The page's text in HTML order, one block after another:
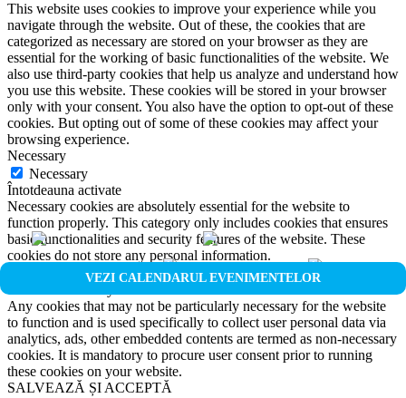
VEZI CALENDARUL EVENIMENTELOR
This website uses cookies to improve your experience while you
navigate through the website. Out of these, the cookies that are
categorized as necessary are stored on your browser as they are
essential for the working of basic functionalities of the website. We
also use third-party cookies that help us analyze and understand how
you use this website. These cookies will be stored in your browser
only with your consent. You also have the option to opt-out of these
cookies. But opting out of some of these cookies may affect your
browsing experience.
Necessary
Necessary
Întotdeauna activate
Necessary cookies are absolutely essential for the website to
function properly. This category only includes cookies that ensures
basic functionalities and security features of the website. These
cookies do not store any personal information.
Non-necessary
Any cookies that may not be particularly necessary for the website
to function and is used specifically to collect user personal data via
analytics, ads, other embedded contents are termed as non-necessary
cookies. It is mandatory to procure user consent prior to running
these cookies on your website.
SALVEAZĂ ȘI ACCEPTĂ